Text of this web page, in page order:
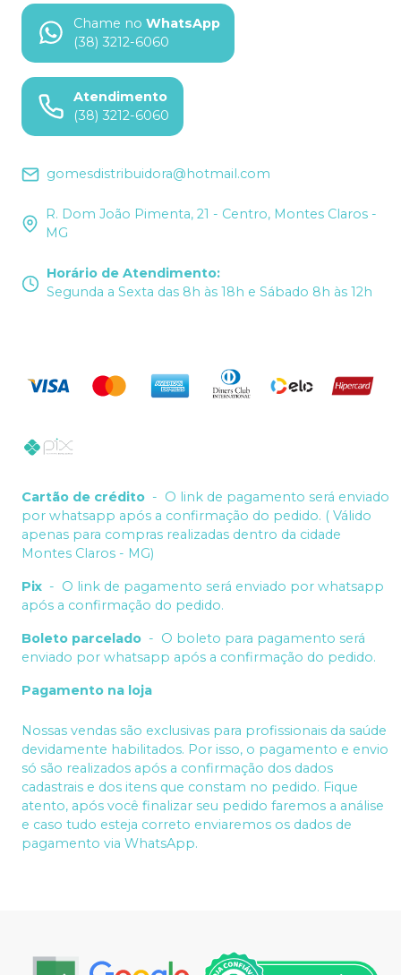
Chame no WhatsApp
(38) 3212-6060
Atendimento
(38) 3212-6060
gomesdistribuidora@hotmail.com
R. Dom João Pimenta, 21 - Centro, Montes Claros -
MG
Horário de Atendimento:
Segunda a Sexta das 8h às 18h e Sábado 8h às 12h
Cartão de crédito - O link de pagamento será enviado
por whatsapp após a confirmação do pedido. ( Válido
apenas para compras realizadas dentro da cidade
Montes Claros - MG)
Pix - O link de pagamento será enviado por whatsapp
após a confirmação do pedido.
Boleto parcelado - O boleto para pagamento será
enviado por whatsapp após a confirmação do pedido.
Pagamento na loja
Nossas vendas são exclusivas para profissionais da saúde
devidamente habilitados. Por isso, o pagamento e envio
só são realizados após a confirmação dos dados
cadastrais e dos itens que constam no pedido. Fique
atento, após você finalizar seu pedido faremos a análise
e caso tudo esteja correto enviaremos os dados de
pagamento via WhatsApp.